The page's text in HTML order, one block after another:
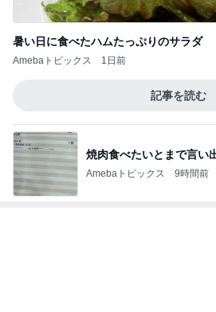
暑い日に食べたハムたっぷりのサラダ
Amebaトピックス 1日前
記事を読む
焼肉食べたいとまで言い
Amebaトピックス 9時間前